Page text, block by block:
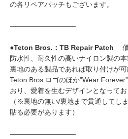
の各リペアパッチもございます。
—————————–
●Teton Bros.：TB Repair Patch 価
防水性、耐久性の高いナイロン製の本
裏地のある製品であれば取り付けが可
Teton Bros.ロゴのほか”Wear
おり、愛着を生むデザインとなって
（※裏地の無い/裏地まで貫通してし
貼る必要があります）
—————————–